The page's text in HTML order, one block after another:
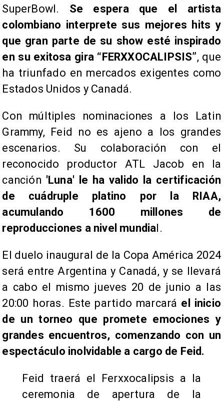
SuperBowl. Se espera que el artista
colombiano interprete sus mejores hits y
que gran parte de su show esté inspirado
en su exitosa gira “FERXXOCALIPSIS”, que
ha triunfado en mercados exigentes como
Estados Unidos y Canadá.
Con múltiples nominaciones a los Latin
Grammy, Feid no es ajeno a los grandes
escenarios. Su colaboración con el
reconocido productor ATL Jacob en la
canción 'Luna' le ha valido la certificación
de cuádruple platino por la RIAA,
acumulando 1600 millones de
reproducciones a nivel mundial.
El duelo inaugural de la Copa América 2024
será entre Argentina y Canadá, y se llevará
a cabo el mismo jueves 20 de junio a las
20:00 horas. Este partido marcará el inicio
de un torneo que promete emociones y
grandes encuentros, comenzando con un
espectáculo inolvidable a cargo de Feid.
Feid traerá el Ferxxocalipsis a la
ceremonia de apertura de la